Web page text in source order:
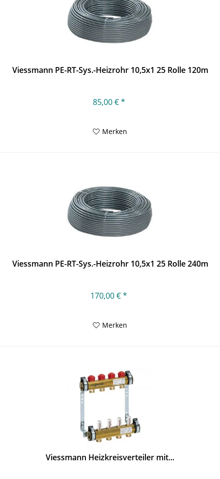
Viessmann PE-RT-Sys.-Heizrohr 10,5x1 25 Rolle 120m
85,00 € *
Merken
Viessmann PE-RT-Sys.-Heizrohr 10,5x1 25 Rolle 240m
170,00 € *
Merken
Viessmann Heizkreisverteiler mit...